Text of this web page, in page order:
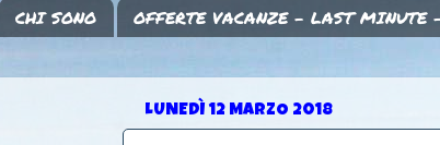
CHI SONO OFFERTE VACANZE - LAST MINUTE
LUNEDÌ 12 MARZO 2018